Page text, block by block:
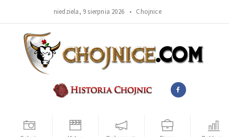
niedziela, 9 sierpnia 2026 • Chojnice